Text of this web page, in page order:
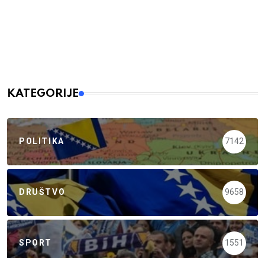
KATEGORIJE
POLITIKA 7142
DRUŠTVO 9658
SPORT 1551